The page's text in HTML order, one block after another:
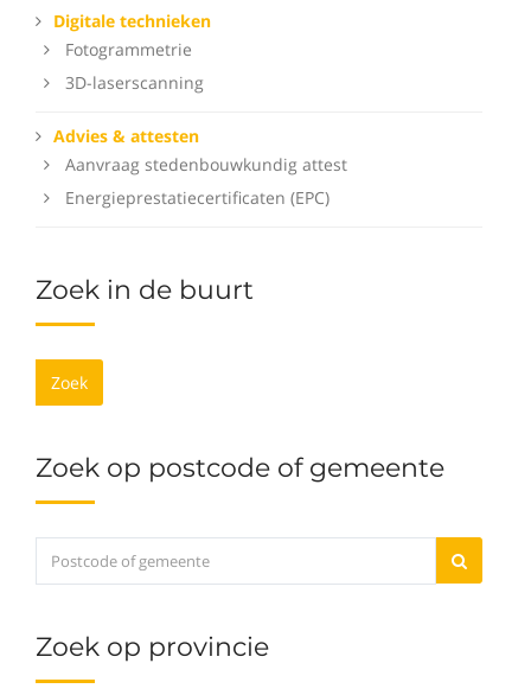
Digitale technieken
Fotogrammetrie
3D-laserscanning
Advies & attesten
Aanvraag stedenbouwkundig attest
Energieprestatiecertificaten (EPC)
Zoek in de buurt
Zoek
Zoek op postcode of gemeente
Zoek op provincie